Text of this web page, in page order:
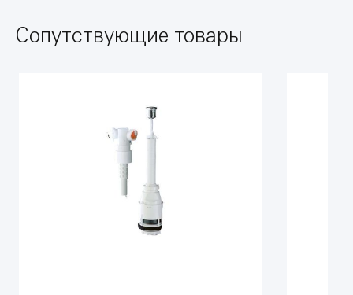
Сопутствующие товары